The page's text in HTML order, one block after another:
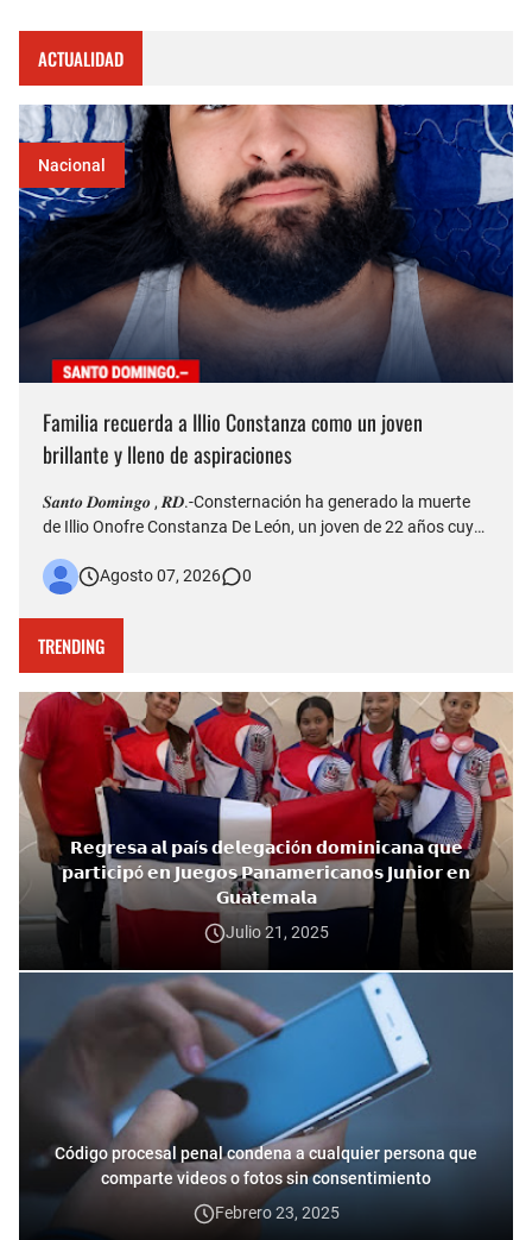
ACTUALIDAD
Nacional
Familia recuerda a Illio Constanza como un joven
brillante y lleno de aspiraciones
𝑺𝒂𝒏𝒕𝒐 𝑫𝒐𝒎𝒊𝒏𝒈𝒐 , 𝑹𝑫.-Consternación ha generado la muerte
de Illio Onofre Constanza De León, un joven de 22 años cuyo
quedó captado en videos que posteriormente fueron
Agosto 07, 2026 0
TRENDING
𝗥𝗲𝗴𝗿𝗲𝘀𝗮 𝗮𝗹 𝗽𝗮í𝘀 𝗱𝗲𝗹𝗲𝗴𝗮𝗰𝗶ó𝗻 𝗱𝗼𝗺𝗶𝗻𝗶𝗰𝗮𝗻𝗮 𝗾𝘂𝗲
𝗽𝗮𝗿𝘁𝗶𝗰𝗶𝗽ó 𝗲𝗻 𝗝𝘂𝗲𝗴𝗼𝘀 𝗣𝗮𝗻𝗮𝗺𝗲𝗿𝗶𝗰𝗮𝗻𝗼𝘀 𝗝𝘂𝗻𝗶𝗼𝗿 𝗲𝗻
𝗚𝘂𝗮𝘁𝗲𝗺𝗮𝗹𝗮
Julio 21, 2025
Código procesal penal condena a cualquier persona que
comparte videos o fotos sin consentimiento
Febrero 23, 2025